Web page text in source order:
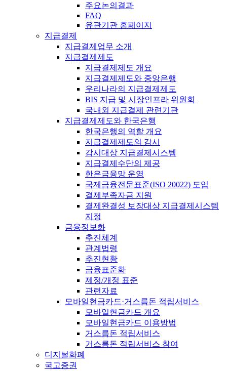
주요논의결과
FAQ
유관기관 홈페이지
지급결제
지급결제업무 소개
지급결제제도
지급결제제도 개요
지급결제제도와 중앙은행
우리나라의 지급결제제도
BIS 지급 및 시장인프라 위원회
국내외 지급결제 관련기관
지급결제제도와 한국은행
한국은행의 역할 개요
지급결제제도의 감시
감시대상 지급결제시스템
지급결제수단의 제공
한은금융망 운영
국제금융전문표준(ISO 20022) 도입
결제부족자금 지원
결제완결성 보장대상 지급결제시스템
지정
금융정보화
추진체계
관계법령
추진현황
금융표준화
제정/개정 표준
관련자료
모바일현금카드·거스름돈 적립서비스
모바일현금카드 개요
모바일현금카드 이용방법
거스름돈 적립서비스
거스름돈 적립서비스 참여
디지털화폐
국고증권